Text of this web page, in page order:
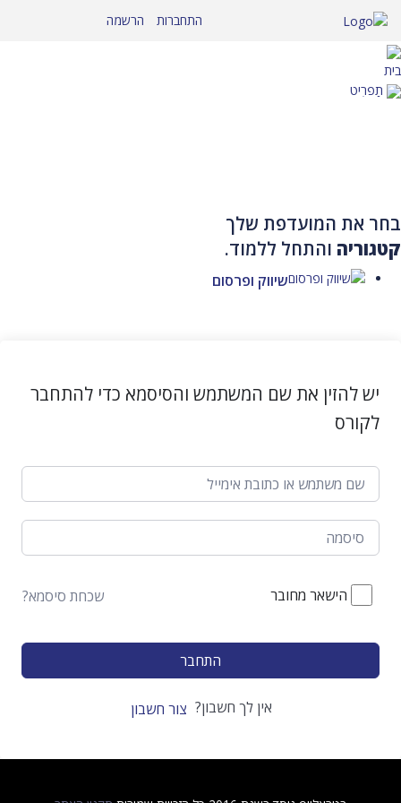
דלג
לתוכן
התחברות הרשמה
בית
תַפרִיט
בחר את המועדפת שלך
קטגוריה והתחל ללמוד.
שיווק ופרסום
יש להזין את שם המשתמש והסיסמא כדי להתחבר
לקורס
הישאר מחובר שכחת סיסמא?
התחבר
אין לך חשבון? צור חשבון